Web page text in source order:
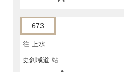
673
往 上水
史釗域道 站